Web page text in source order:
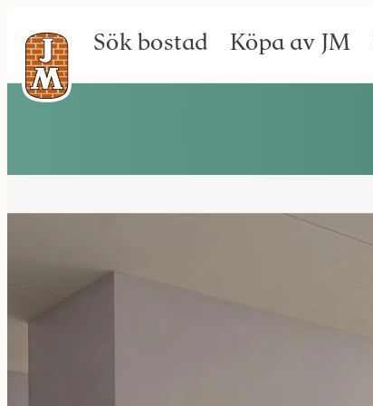
Sök bostad Köpa av JM